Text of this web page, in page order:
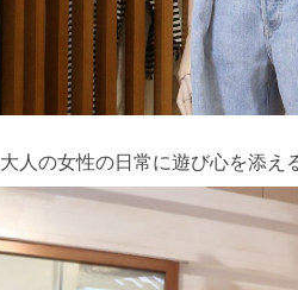
大人の女性の日常に遊び心を添え